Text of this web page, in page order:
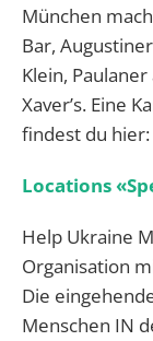
München
Bar,
Klein,
Xaver’s. Eine
findest du hier:
Locations
Help Ukraine
Organisation
Die
Menschen IN